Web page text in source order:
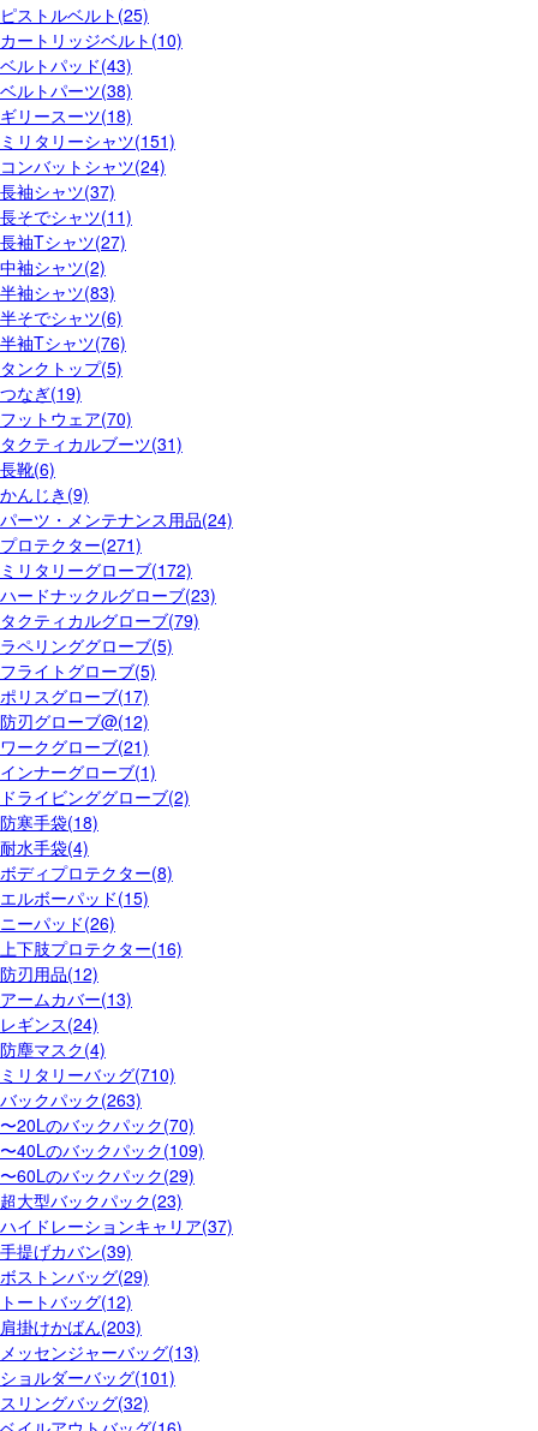
ピストルベルト(25)
カートリッジベルト(10)
ベルトパッド(43)
ベルトパーツ(38)
ギリースーツ(18)
ミリタリーシャツ(151)
コンバットシャツ(24)
長袖シャツ(37)
長そでシャツ(11)
長袖Tシャツ(27)
中袖シャツ(2)
半袖シャツ(83)
半そでシャツ(6)
半袖Tシャツ(76)
タンクトップ(5)
つなぎ(19)
フットウェア(70)
タクティカルブーツ(31)
長靴(6)
かんじき(9)
パーツ・メンテナンス用品(24)
プロテクター(271)
ミリタリーグローブ(172)
ハードナックルグローブ(23)
タクティカルグローブ(79)
ラペリンググローブ(5)
フライトグローブ(5)
ポリスグローブ(17)
防刃グローブ@(12)
ワークグローブ(21)
インナーグローブ(1)
ドライビンググローブ(2)
防寒手袋(18)
耐水手袋(4)
ボディプロテクター(8)
エルボーパッド(15)
ニーパッド(26)
上下肢プロテクター(16)
防刃用品(12)
アームカバー(13)
レギンス(24)
防塵マスク(4)
ミリタリーバッグ(710)
バックパック(263)
〜20Lのバックパック(70)
〜40Lのバックパック(109)
〜60Lのバックパック(29)
超大型バックパック(23)
ハイドレーションキャリア(37)
手提げカバン(39)
ボストンバッグ(29)
トートバッグ(12)
肩掛けかばん(203)
メッセンジャーバッグ(13)
ショルダーバッグ(101)
スリングバッグ(32)